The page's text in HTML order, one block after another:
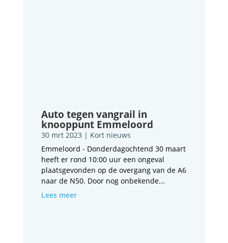
Auto tegen vangrail in
knooppunt Emmeloord
30 mrt 2023 | Kort nieuws
Emmeloord - Donderdagochtend 30 maart
heeft er rond 10:00 uur een ongeval
plaatsgevonden op de overgang van de A6
naar de N50. Door nog onbekende...
Lees meer